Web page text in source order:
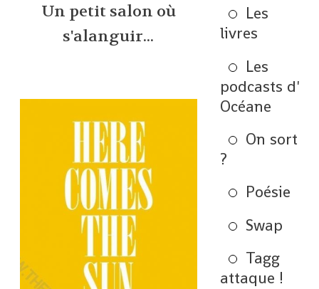
Un petit salon où
s'alanguir...
Les
livres
Les
podcasts d'
Océane
On sort
?
Poésie
Swap
Tagg
attaque !